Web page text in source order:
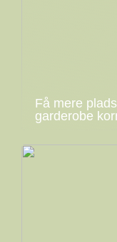
Få mere
garderobe